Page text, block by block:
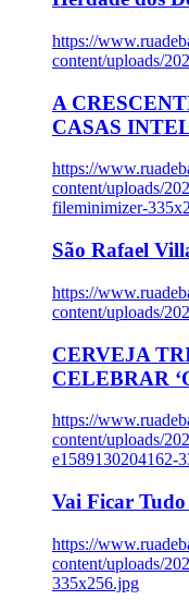
https://
content/uploads/
A
CASAS
https://
content/uploads/
fileminimizer-
São Rafael
https://
content/uploads/
CERVEJA
CELEBRAR
https://
content/uploads/
e1589130204162-
Vai Ficar Tudo
https://
content/uploads/
335x256.jpg